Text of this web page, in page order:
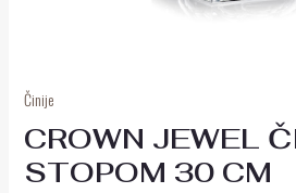
Činije
CROWN JEWEL
STOPOM 30 CM